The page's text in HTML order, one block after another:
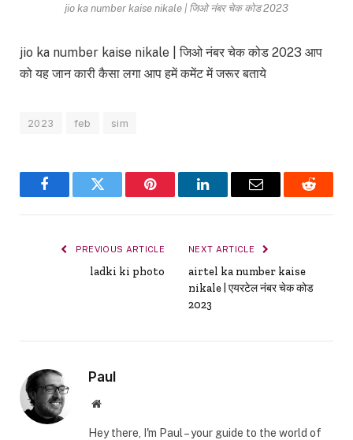
jio ka number kaise nikale | जिओ नंबर चेक कोड 2023
jio ka number kaise nikale | जिओ नंबर चेक कोड 2023 आप
को यह जान कारी कैसा लगा आप हमें कमेंट में जरूर बताये
2023 feb sim
FacebookTwitter Pinterest LinkedInEmail Reddit
PREVIOUS ARTICLE
ladki ki photo
NEXT ARTICLE
airtel ka number kaise
nikale | एयरटेल नंबर चेक कोड
2023
Paul
Website
Hey there, I'm Paul – your guide to the world of